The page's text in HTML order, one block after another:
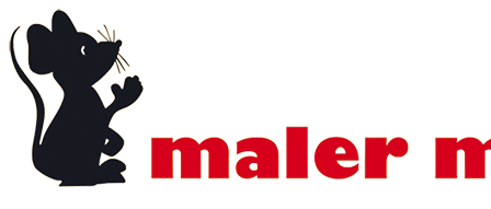
to
main
content